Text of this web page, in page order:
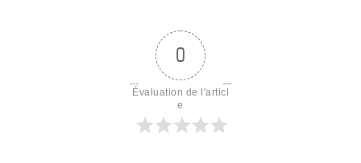
0
Évaluation de l'articl
e